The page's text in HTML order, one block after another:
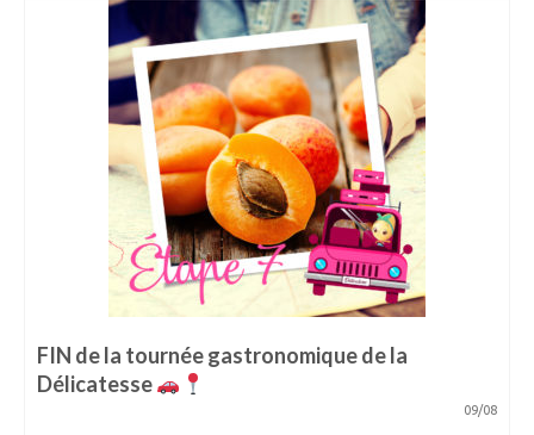
FIN de la tournée gastronomique de la
Délicatesse
09/08